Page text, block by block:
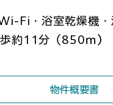
Fi・浴室乾燥機
約11分（850ｍ）
物件概要書